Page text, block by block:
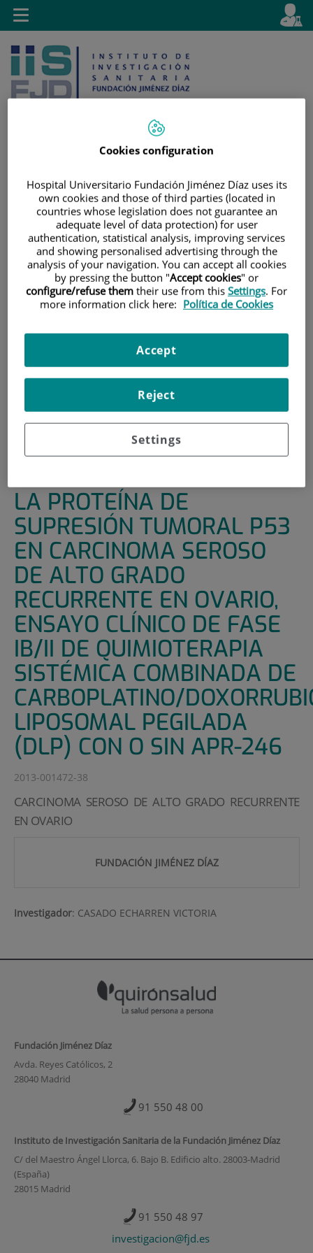
Saltar al contenido
contenido
activo
es
Toggle
navigation
INICIO|UNIDADES DE APOYO|ENSAYOS CLÍNICOS
PISARRO: ACTIVACIÓN DE LA PROTEÍNA DE
ALTO GRADO RECURRENTE EN OVARIO, ENSAYO CLÍNICO
DE FASE IB/II DE QUIMIOTERAPIA SISTÉMICA
COMBINADA DE CARBOPLATINO/DOXORRUBICINA
LIPOSOMAL PEGILADA (DLP) CON O SIN APR-246
LA PROTEÍNA DE
SUPRESIÓN TUMORAL P53
EN CARCINOMA SEROSO
DE ALTO GRADO
RECURRENTE EN OVARIO,
ENSAYO CLÍNICO DE FASE
IB/II DE QUIMIOTERAPIA
SISTÉMICA COMBINADA DE
CARBOPLATINO/
LIPOSOMAL PEGILADA
(DLP) CON O SIN APR-246
2013-001472-38
CARCINOMA SEROSO DE ALTO GRADO RECURRENTE
EN OVARIO
FUNDACIÓN JIMÉNEZ DÍAZ
Investigador: CASADO ECHARREN VICTORIA
Fundación Jiménez Díaz
Avda. Reyes Católicos, 2
28040 Madrid
91 550 48 00
Instituto de Investigación Sanitaria de la Fundación Jiménez Díaz
C/ del Maestro Ángel Llorca, 6. Bajo B. Edificio alto. 28003-Madrid
(España)
28015 Madrid
91 550 48 97
investigacion@fjd.es
Cookies configuration
Hospital Universitario Fundación Jiménez Díaz uses its
own cookies and those of third parties (located in
countries whose legislation does not guarantee an
adequate level of data protection) for user
authentication, statistical analysis, improving services
and showing personalised advertising through the
analysis of your navigation. You can accept all cookies
by pressing the button "Accept cookies" or
configure/refuse them their use from this Settings. For
more information click here: Política de Cookies
Settings
Reject
Accept